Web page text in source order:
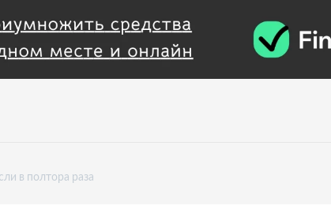
в полтора раза